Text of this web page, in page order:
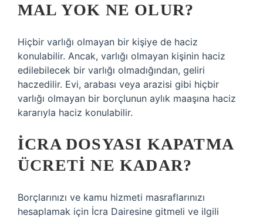
MAL YOK NE OLUR?
Hiçbir varlığı olmayan bir kişiye de haciz
konulabilir. Ancak, varlığı olmayan kişinin haciz
edilebilecek bir varlığı olmadığından, geliri
haczedilir. Evi, arabası veya arazisi gibi hiçbir
varlığı olmayan bir borçlunun aylık maaşına haciz
kararıyla haciz konulabilir.
İCRA DOSYASI KAPATMA
ÜCRETI NE KADAR?
Borçlarınızı ve kamu hizmeti masraflarınızı
hesaplamak için İcra Dairesine gitmeli ve ilgili